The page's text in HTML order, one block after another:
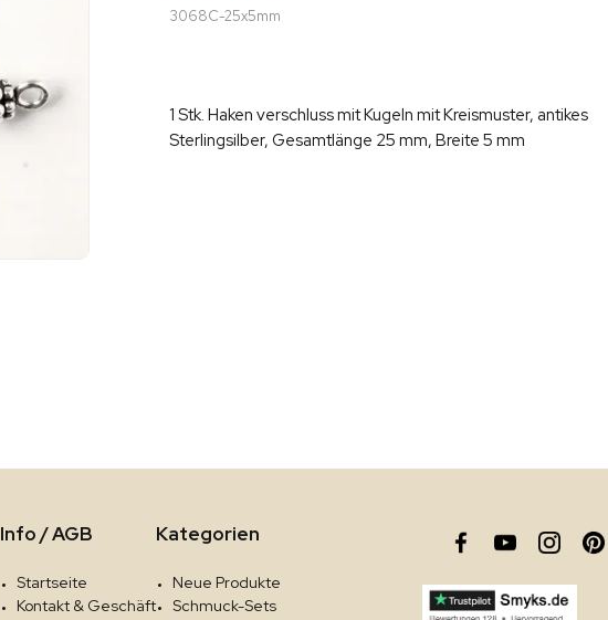
3068C-25x5mm
1 Stk. Haken verschluss mit Kugeln mit Kreismuster, antikes
Sterlingsilber, Gesamtlänge 25 mm, Breite 5 mm
Info / AGB
Startseite
Kontakt & Geschäft
Kategorien
Neue Produkte
Schmuck-Sets